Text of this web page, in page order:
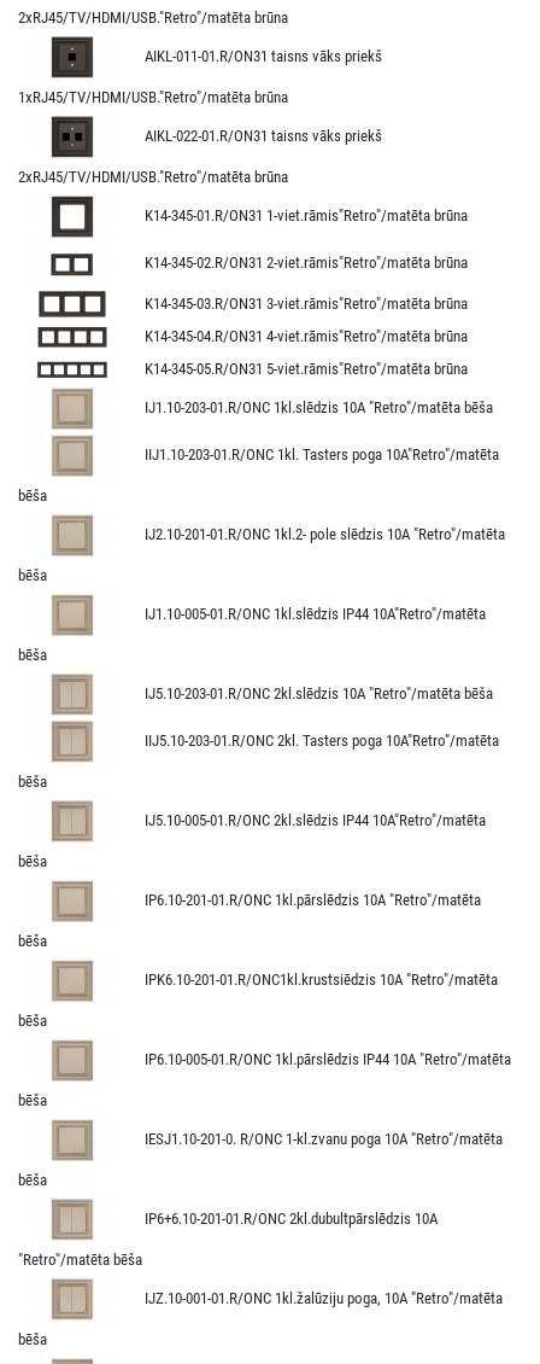
2xRJ45/TV/HDMI/USB."Retro"/matēta brūna
AIKL-011-01.R/ON31 taisns vāks priekš
1xRJ45/TV/HDMI/USB."Retro"/matēta brūna
AIKL-022-01.R/ON31 taisns vāks priekš
2xRJ45/TV/HDMI/USB."Retro"/matēta brūna
K14-345-01.R/ON31 1-viet.rāmis"Retro"/matēta brūna
K14-345-02.R/ON31 2-viet.rāmis"Retro"/matēta brūna
K14-345-03.R/ON31 3-viet.rāmis"Retro"/matēta brūna
K14-345-04.R/ON31 4-viet.rāmis"Retro"/matēta brūna
K14-345-05.R/ON31 5-viet.rāmis"Retro"/matēta brūna
IJ1.10-203-01.R/ONC 1kl.slēdzis 10A "Retro"/matēta bēša
IIJ1.10-203-01.R/ONC 1kl. Tasters poga 10A"Retro"/matēta
bēša
IJ2.10-201-01.R/ONC 1kl.2- pole slēdzis 10A "Retro"/matēta
bēša
IJ1.10-005-01.R/ONС 1kl.slēdzis IP44 10A"Retro"/matēta
bēša
IJ5.10-203-01.R/ONC 2kl.slēdzis 10A "Retro"/matēta bēša
IIJ5.10-203-01.R/ONC 2kl. Tasters poga 10A"Retro"/matēta
bēša
IJ5.10-005-01.R/ONC 2kl.slēdzis IP44 10A"Retro"/matēta
bēša
IP6.10-201-01.R/ONC 1kl.pārslēdzis 10A "Retro"/matēta
bēša
IPK6.10-201-01.R/ONC1kl.krustsiēdzis 10A "Retro"/matēta
bēša
IP6.10-005-01.R/ONC 1kl.pārslēdzis IP44 10A "Retro"/matēta
bēša
IESJ1.10-201-0. R/ONC 1-kl.zvanu poga 10A "Retro"/matēta
bēša
IP6+6.10-201-01.R/ONC 2kl.dubultpārslēdzis 10A
"Retro"/matēta bēša
IJZ.10-001-01.R/ONC 1kl.žalūziju poga, 10A "Retro"/matēta
bēša